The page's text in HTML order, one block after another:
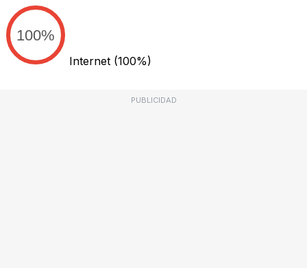
100%
Internet (100%)
PUBLICIDAD